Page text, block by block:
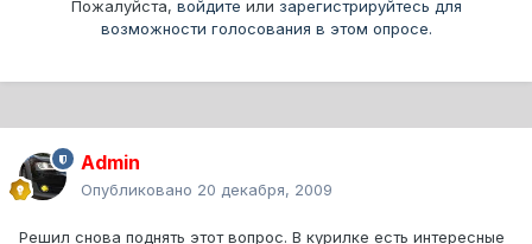
Пожалуйста, войдите или зарегистрируйтесь для
возможности голосования в этом опросе.
Admin
Опубликовано 20 декабря, 2009
Решил снова поднять этот вопрос. В курилке есть интересные